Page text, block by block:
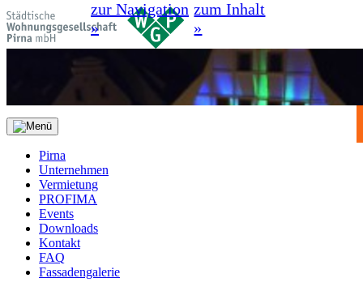
zur Navigation
»
zum Inhalt
»
Pirna
Unternehmen
Vermietung
PROFIMA
Events
Downloads
Kontakt
FAQ
Fassadengalerie